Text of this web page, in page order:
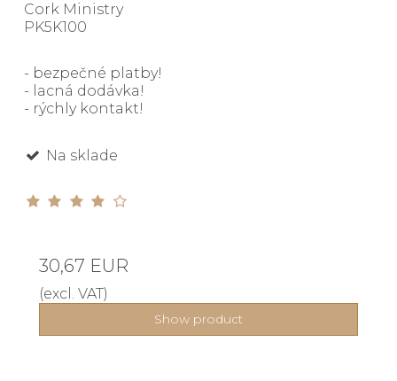
Cork Ministry
PK5K100
- bezpečné platby!
- lacná dodávka!
- rýchly kontakt!
Na sklade
30,67 EUR
(excl. VAT)
Show product